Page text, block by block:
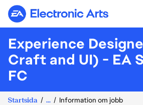
Electronic Arts
Experience
Craft and UI) - EA
FC
Startsida ... Information om jobb